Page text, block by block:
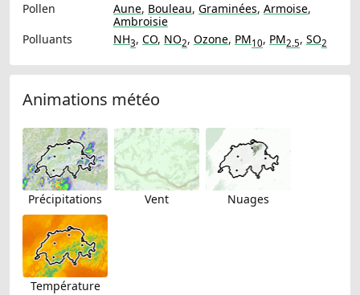
Pollen
Aune, Bouleau, Graminées, Armoise,
Ambroisie
Polluants
NH3, CO, NO2, Ozone, PM10, PM2.5, SO2
Animations météo
Précipitations Vent Nuages
Température